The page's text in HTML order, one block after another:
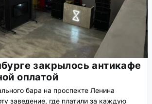
закрылось антикафе
оплатой
бара на проспекте Ленина
заведение, где платили за каждую